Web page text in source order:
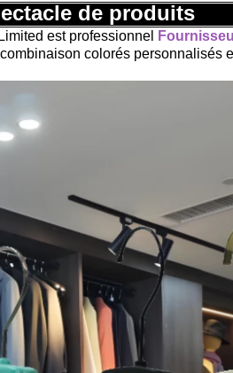
de produits
est professionnel
colorés personnalisés